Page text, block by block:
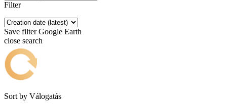
Filter
Save filter Google Earth
close search
Sort by Válogatás